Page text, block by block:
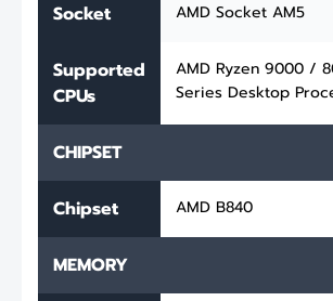
Socket AMD Socket AM5
Supported
CPUs
AMD Ryzen 9000 /
Series Desktop
CHIPSET
Chipset AMD B840
MEMORY